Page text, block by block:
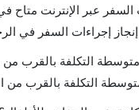
السفر عبر الإنترنت متاح
إنجاز إجراءات السفر في
التكلفة بالقرب من
التكلفة بالقرب من